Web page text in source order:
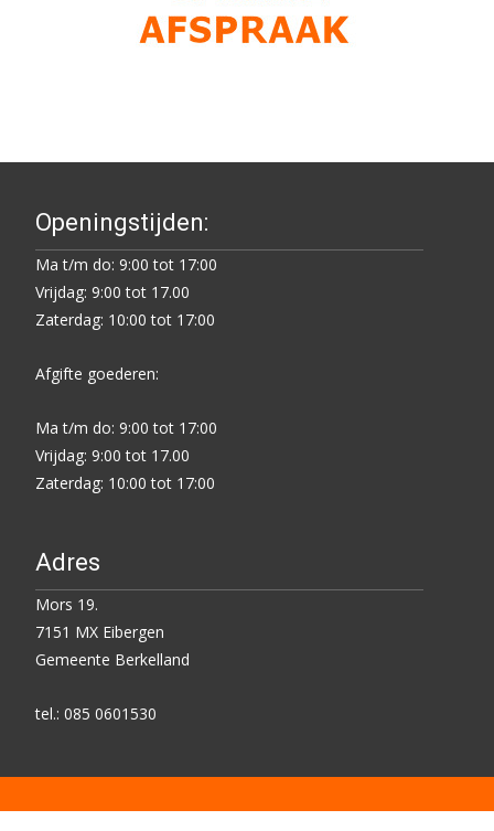
Openingstijden:
Ma t/m do: 9:00 tot 17:00
Vrijdag: 9:00 tot 17.00
Zaterdag: 10:00 tot 17:00
Afgifte goederen:
Ma t/m do: 9:00 tot 17:00
Vrijdag: 9:00 tot 17.00
Zaterdag: 10:00 tot 17:00
Adres
Mors 19.
7151 MX Eibergen
Gemeente Berkelland
tel.: 085 0601530